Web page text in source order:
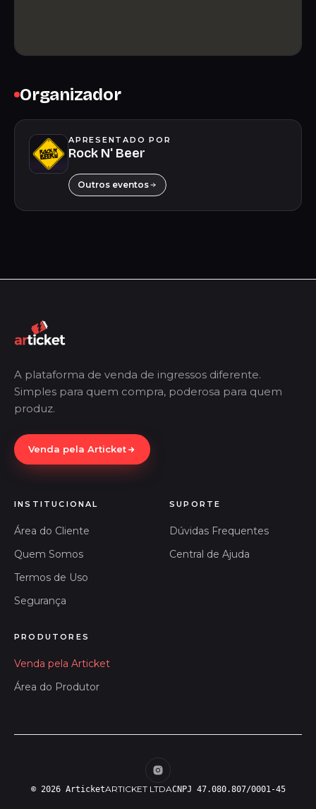
Organizador
APRESENTADO POR
Rock N' Beer
Outros eventos
A plataforma de venda de ingressos diferente.
Simples para quem compra, poderosa para quem
produz.
Venda pela Articket
INSTITUCIONAL
Área do Cliente
Quem Somos
Termos de Uso
Segurança
SUPORTE
Dúvidas Frequentes
Central de Ajuda
PRODUTORES
Venda pela Articket
Área do Produtor
© 2026 ArticketARTICKET LTDACNPJ 47.080.807/0001-45